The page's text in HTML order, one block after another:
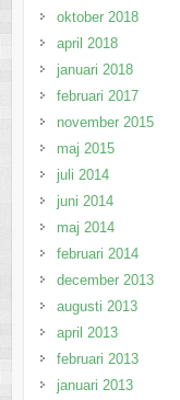
oktober 2018
april 2018
januari 2018
februari 2017
november 2015
maj 2015
juli 2014
juni 2014
maj 2014
februari 2014
december 2013
augusti 2013
april 2013
februari 2013
januari 2013